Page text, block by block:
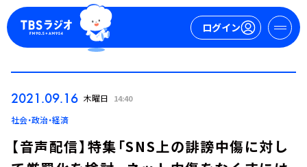
ログイン
2021.09.16 木曜日 14:40
社会・政治・経済
【音声配信】特集「SNS上の誹謗中傷に対し